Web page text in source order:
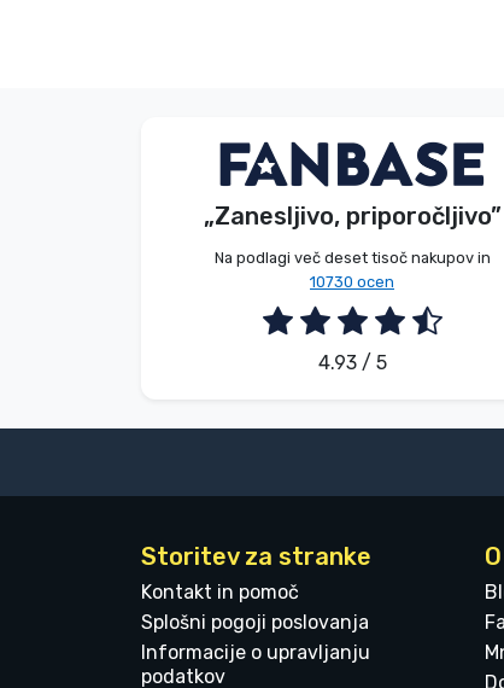
„Zanesljivo, priporočljivo”
Na podlagi več deset tisoč nakupov in
10730 ocen
4.93 / 5
V. Éva Kupec
2026. 08. 06.
Storitev za stranke
Kontakt in pomoč
Splošni pogoji poslovanja
Informacije o upravljanju
podatkov
Blagovne znamke